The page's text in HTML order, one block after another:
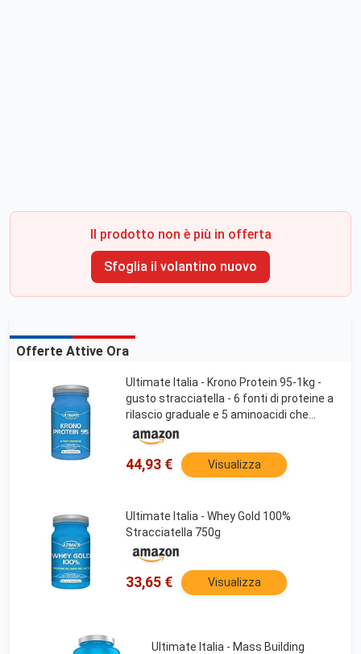
Il prodotto non è più in offerta
Sfoglia il volantino nuovo
Offerte Attive Ora
Ultimate Italia - Krono Protein 95-1kg -
gusto stracciatella - 6 fonti di proteine a
rilascio graduale e 5 aminoacidi che
nutrono i muscoli per ore
44,93 € Visualizza
Ultimate Italia - Whey Gold 100%
Stracciatella 750g
33,65 € Visualizza
Ultimate Italia - Mass Building